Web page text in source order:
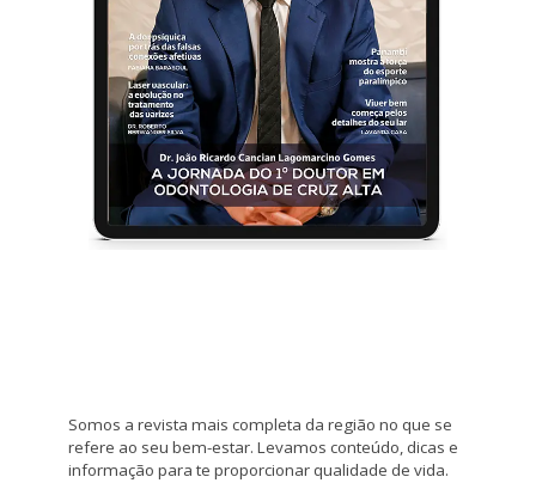
Somos a revista mais completa da região no que se
refere ao seu bem-estar. Levamos conteúdo, dicas e
informação para te proporcionar qualidade de vida.